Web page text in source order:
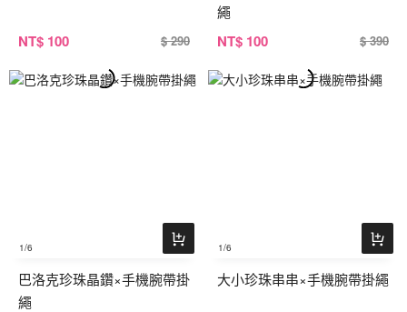
NT$ 100 $ 290
繩
NT$ 100 $ 390
1/6
巴洛克珍珠晶鑽×手機腕帶掛
繩
1/6
大小珍珠串串×手機腕帶掛繩